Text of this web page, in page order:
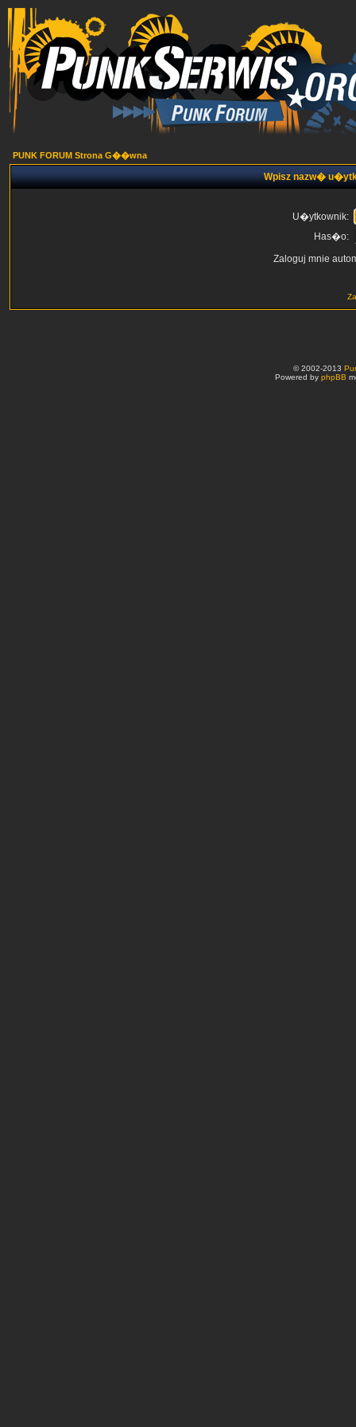
PUNK FORUM Strona G��wna
Wpisz nazw�
U�ytkownik:
Has�o:
Zaloguj mnie
© 2002-2013
Powered by phpBB